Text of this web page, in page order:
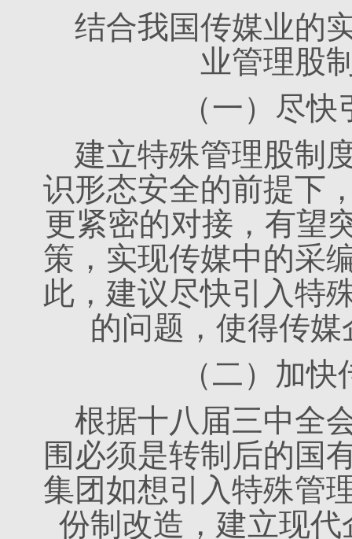
结合我国传媒业的
业管理股
（一）尽
建立特殊管理股制
识形态安全的前提下
更紧密的对接，有望
策，实现传媒中的采
此，建议尽快引入特
的问题，使得传
（二）加
根据十八届三中全
围必须是转制后的国
集团如想引入特殊管
份制改造，建立现